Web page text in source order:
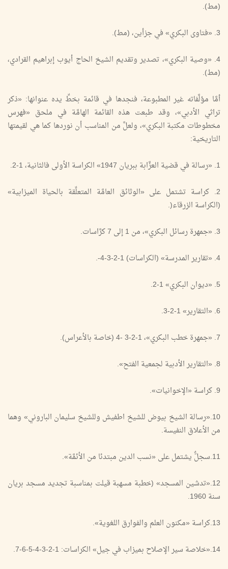
(مط).
3. «فتاوى البكري» في جزأين، (مط).
4. «وصية البكري»، تصدير وتقديم الشيخ الحاج أيوب إبراهيم القرادي،
(مط).
أمَّا مؤلَّفاته غير المطبوعة، فنجدها في قائمة بخطِّ يده عنوانها: «ذكر
تراثي الأدبي»، وقد طبعت هذه القائمة الهامَّة في ملحق «فهرس
مخطوطات مكتبة البكري»، ولعلَّ من المناسب أن نوردها كما هي لقيمتها
التاريخية:
1. «رسالة في قضية العزَّابة ببريان 1947» الكراسة الأولى فالثانية، 1-2.
2. كراسة تشتمل على «الوثائق العامَّة المتعلِّقة بالحياة الميزابية»
(الكراسة الزرقاء(.
3. «جمهرة رسائل البكري»، من 1 إلى 7 كرَّاسات.
4. «تقارير المدرسة» (الكراسات) 1-2-3-4-.
5. «ديوان البكري» 1-2.
6. «التقارير» 1-2-3.
7. «جمهرة خطب البكري»، 1-2-3 -4 (خاصة بالأعراس).
8. «التقارير الأدبية لجمعية الفتح».
9. كراسة «الإخوانيات».
10.«رسالة الشيخ بيوض للشيخ اطفيش وللشيخ سليمان الباروني» وهما
من الأعلاق النفيسة.
11.سجلٌّ يشتمل على «نسب الدين مبتدئا من الأئمَّة».
12.«تدشين المسجد» (خطبة مسهبة قيلت بمناسبة تجديد مسجد بريان
سنة 1960.
13.كراسة «مكنون العلم والفوارق اللغوية».
14.«خلاصة سير الإصلاح بميزاب في جيل» الكراسات: 1-2-3-4-5-6-7.